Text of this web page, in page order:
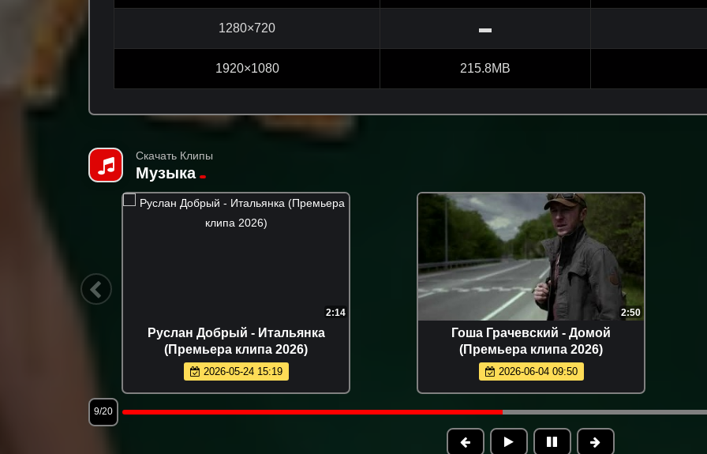
1280×720 ▬
1920×1080 215.8MB
Скачать Клипы
Музыка
Гоша Грачевский - Домой
(Премьера клипа 2026)
2026-06-04 09:50
3:48
Инна Вальтер - Звёздный вечер
(Премьера клипа 2026)
2026-05-15 10:08
12/20